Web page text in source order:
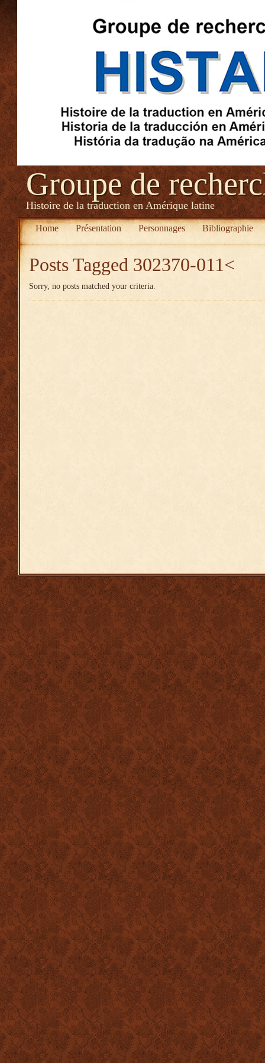
Groupe de
Histoire de la traduction en Amérique latine
Home Présentation Personnages Bibliographie
Posts Tagged 302370-011<
Sorry, no posts matched your criteria.